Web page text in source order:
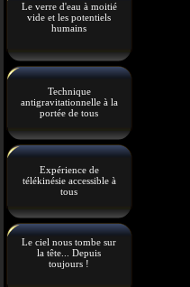
Le verre d'eau à moitié
vide et les potentiels
humains
Technique
antigravitationnelle à la
portée de tous
Expérience de
télékinésie accessible à
tous
Le ciel nous tombe sur
la tête... Depuis
toujours !